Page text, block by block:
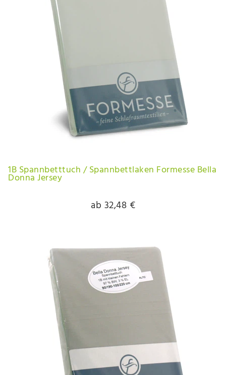
1B Spannbetttuch / Spannbettlaken Formesse Bella
Donna Jersey
ab 32,48 €